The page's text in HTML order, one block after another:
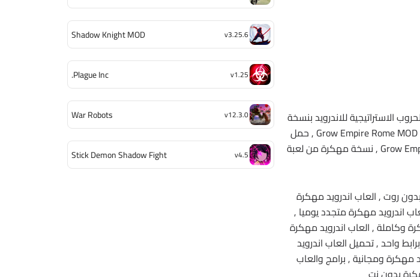
Shadow Knight MOD v3.25.6
Plague Inc. v1.25
War Robots v12.3.0
Stick Demon Shadow Fight v4.5
الاستراتيجية للاندرويد بنسخة
مهكرة , Grow Empire Rome MOD , لعبة Grow Empire Rome MOD , تحميل لعبة Grow Empire Rome MOD , حمل
برابط مباشر لعبة Grow Empire Rome MOD , حمل برابط تورنت لعبة Grow Empire Rome MOD , نسخة مهكرة من لعبة
اندرويد مهكرة جاهزة بدون روت , العاب اندرويد مهكرة
اندرويد مهكرة متجدد يوميا ,
وكاملة , العاب اندرويد مهكرة
واحد , تحميل العاب اندرويد
ومجانية , برامج والعاب